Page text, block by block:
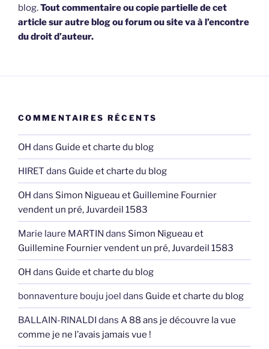
blog.Tout commentaire ou copie partielle de cet
article sur autre blog ou forum ou site va à l’encontre
du droit d’auteur.
COMMENTAIRES RÉCENTS
OH dans Guide et charte du blog
HIRET dans Guide et charte du blog
OH dans Simon Nigueau et Guillemine Fournier
vendent un pré, Juvardeil 1583
Marie laure MARTIN dans Simon Nigueau et
Guillemine Fournier vendent un pré, Juvardeil 1583
OH dans Guide et charte du blog
bonnaventure bouju joel dans Guide et charte du blog
BALLAIN-RINALDI dans A 88 ans je découvre la vue
comme je ne l’avais jamais vue !